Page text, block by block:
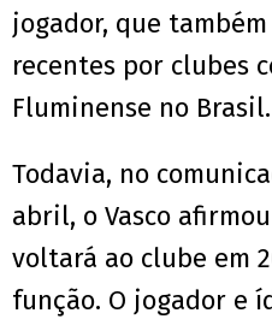
jogador, que
recentes por clubes
Fluminense no Brasil.
Todavia, no
abril, o Vasco
voltará ao clube em
função. O jogador e